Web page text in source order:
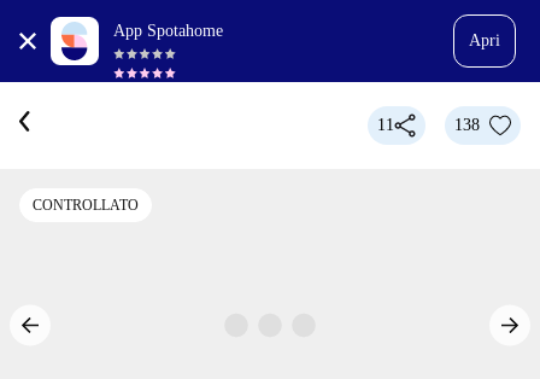
App Spotahome
Apri
11 138
CONTROLLATO